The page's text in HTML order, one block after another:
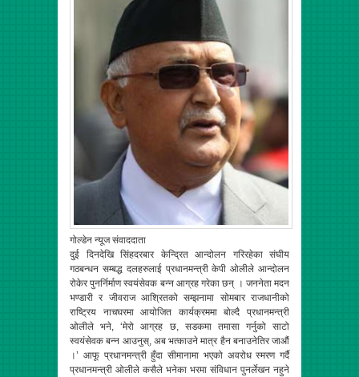
गोल्डेन न्यूज संवाददाता
दुई दिनदेखि सिंहदरबार केन्द्रित आन्दोलन गरिरहेका संघीय
गठबन्धन सम्बद्ध दलहरुलाई प्रधानमन्त्री केपी ओलीले आन्दोलन
रोकेर पुनर्निर्माण स्वयंसेवक बन्न आग्रह गरेका छन् । जननेता मदन
भण्डारी र जीवराज आश्रितको सम्झनामा सोमबार राजधानीको
राष्ट्रिय नाचघरमा आयोजित कार्यक्रममा बोल्दै प्रधानमन्त्री
ओलीले भने, ‘मेरो आग्रह छ, सडकमा तमासा गर्नुको साटो
स्वयंसेवक बन्न आउनुस्, अब भत्काउने मात्र हैन बनाउनेतिर जाऔं
।’ आफू प्रधानमन्त्री हुँदा सीमानामा भएको अवरोध स्मरण गर्दै
प्रधानमन्त्री ओलीले कसैले भनेका भरमा संविधान पुनर्लेखन नहुने